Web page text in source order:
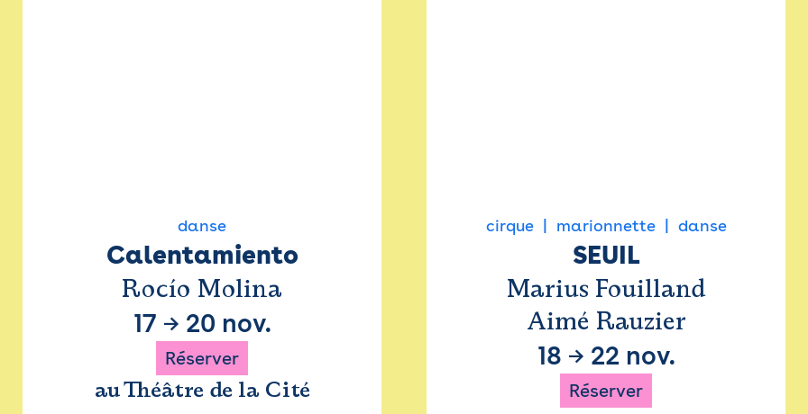
danse
Calentamiento
Rocío Molina
17 → 20 nov.
Réserver
au Théâtre de la Cité
cirque marionnette danse
SEUIL
Marius Fouilland
Aimé Rauzier
18 → 22 nov.
Réserver